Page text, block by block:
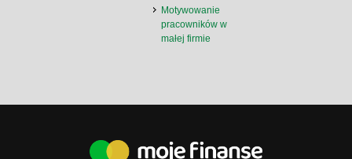
Motywowanie
pracowników w
małej firmie